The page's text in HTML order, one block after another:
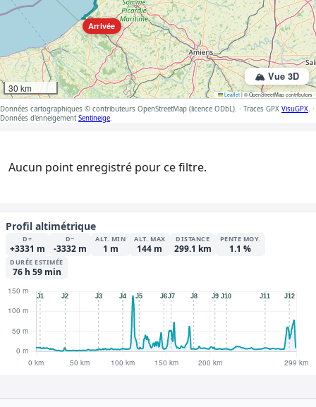
Arrivée
30 km
🏔️ Vue 3D
Leaflet | © OpenStreetMap contributors
Données cartographiques © contributeurs OpenStreetMap (licence ODbL). · Traces GPX VisuGPX. ·
Données d'enneigementSentineige.
Aucun point enregistré pour ce filtre.
Profil altimétrique
D+
+3331 m
D−
-3332 m
ALT. MIN
1 m
ALT. MAX
144 m
DISTANCE
299.1 km
PENTE MOY.
1.1 %
DURÉE ESTIMÉE
76 h 59 min